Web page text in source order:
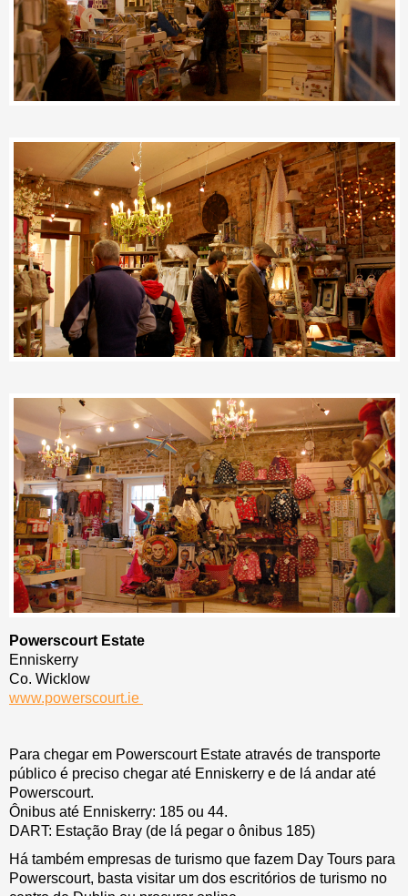
Powerscourt Estate
Enniskerry
Co. Wicklow
www.powerscourt.ie
Para chegar em Powerscourt Estate através de transporte
público é preciso chegar até Enniskerry e de lá andar até
Powerscourt.
Ônibus até Enniskerry: 185 ou 44.
DART: Estação Bray (de lá pegar o ônibus 185)
Há também empresas de turismo que fazem Day Tours para
Powerscourt, basta visitar um dos escritórios de turismo no